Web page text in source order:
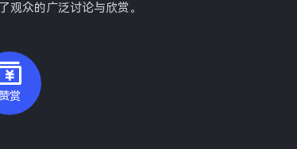
众的广泛讨论与欣赏。
赞赏